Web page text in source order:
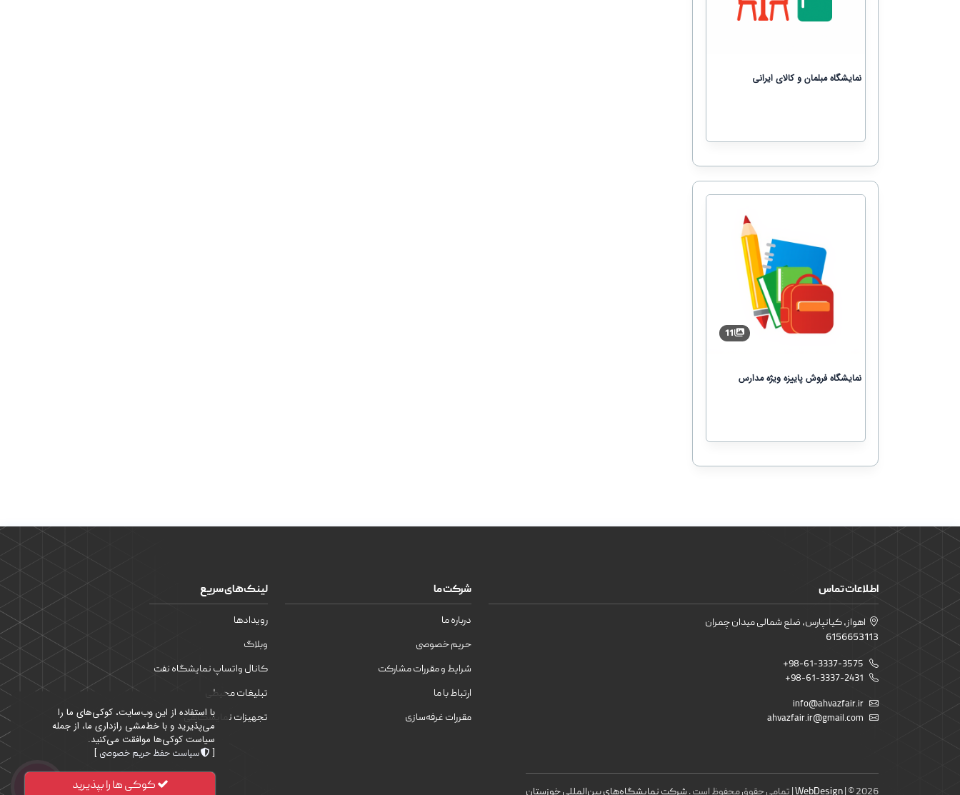
نمایشگاه مبلمان و کالای ایرانی
نمایشگاه فروش پاییزه ویژه مدارس
اطلاعات تماس
اهواز، کیانپارس، ضلع شمالی میدان چمران
6156653113
+98-61-3337-3575
+98-61-3337-2431
info@ahvazfair.ir
ahvazfair.ir@gmail.com
شرکت ما
درباره ما
حریم خصوصی
شرایط و مقررات مشارکت
ارتباط با ما
مقررات غرفه‌سازی
لینک‌های سریع
رویدادها
وبلاگ
کانال واتساپ نمایشگاه نفت
تبلیغات محیطی
تجهیزات نمایشگاهی
WebDesign | © 2026 | تمامی حقوق محفوظ است . شرکت نمایشگاه‌های بین‌المللی خوزستان
با استفاده از این وب‌سایت، کوکی‌های ما را
می‌پذیرید و با خط‌مشی رازداری ما، از جمله
سیاست کوکی‌ها موافقت می‌کنید.
[
سیاست حفظ حریم خصوصی ]
کوکی ها را بپذیرید